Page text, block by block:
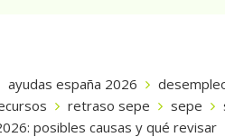
ayudas españa 2026
retraso sepe sepe
posibles causas y qué revisar